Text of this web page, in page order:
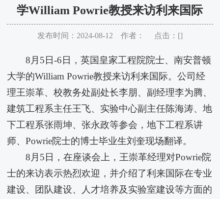
学William Powrie教授来访利来国际
发布时间：2024-08-12 作者： 点击：[]
8月5日-6日，英国皇家工程院院士、南安普顿
大学的William Powrie教授来访利来国际。公司经
理王崇革、校教务处副处长李朋、副经理李为腾、
建筑工程系主任王飞、实验中心副主任陈海涛、地
下工程系张雨坤、张永政等参会，地下工程系讲
师、Powrie院士的博士毕业生刘奎现场翻译。
8月5日，在座谈会上，王崇革经理对Powrie院
士的来访表示热烈欢迎，并介绍了​利来国际在专业
建设、团队建设、人才培养及实验室建设等方面的